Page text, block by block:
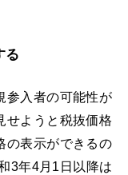
る
参入者の可能性が
せようと税抜価格
の表示ができるの
3年4月1日以降は